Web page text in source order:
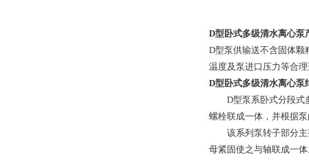
D型卧式多级清水离心泵
D型泵供输送不含固体
温度及泵进口压力等合
D型卧式多级清水离心泵
D型泵系卧式分段式多
螺栓联成一体，并根据
该系列泵转子部分主
母紧固使之与轴联成一